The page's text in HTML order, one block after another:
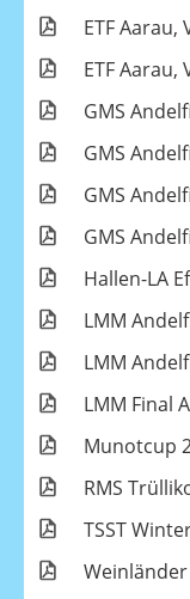
ETF
ETF
GMS
GMS
GMS
GMS
Hallen-LA
LMM
LMM
LMM Final
Munotcup
RMS
TSST